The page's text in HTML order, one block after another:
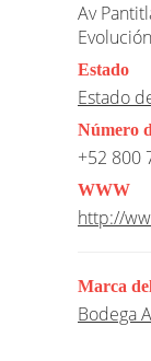
Av
Estado
Estado
Número
+52 800
WWW
http://
Marca
Bodega